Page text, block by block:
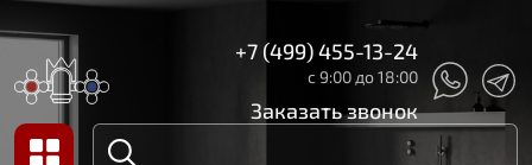
+7 (499) 455-13-24
с 9:00 до 18:00
Заказать звонок